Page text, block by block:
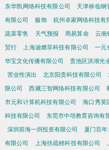
东华凯网络科技有限公司
天津禄临钢
有限公司
服饰 杭州卓家网络科技有
蔬菜零售
天气预报 周易算命 云南
贸行
上海迪燃菲科技有限公司 一元
华宝文化传播有限公司
贵池区洪湖光
营业性演出
北京阳贵科技有限公司
限公司
西藏三智网络科技有限公司
市元和计算机科技有限公司
海口秀英
科技有限公司
东莞市中培教育咨询有
深圳前海一圳投资有限公司
厦门百
有限公司
上海扶疏鲤科技有限公司